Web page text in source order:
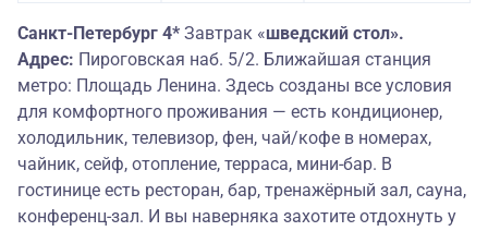
Санкт-Петербург 4* Завтрак «шведский стол».
Адрес: Пироговская наб. 5/2. Ближайшая станция
метро: Площадь Ленина. Здесь созданы все условия
для комфортного проживания — есть кондиционер,
холодильник, телевизор, фен, чай/кофе в номерах,
чайник, сейф, отопление, терраса, мини-бар. В
гостинице есть ресторан, бар, тренажёрный зал, сауна,
конференц-зал. И вы наверняка захотите отдохнуть у